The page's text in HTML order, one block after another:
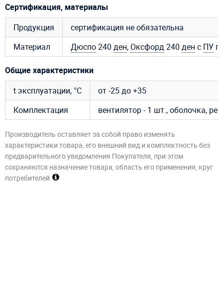
Сертификация, материалы
Продукция
сертификация не обязательна
Материал
Дюспо240 ден, Оксфорд240 ден с ПУ
Общие характеристики
t эксплуатации, °C
от -25 до +35
Комплектация
вентилятор - 1 шт., оболочка,
Производитель оставляет за собой право изменять
характеристики товара, его внешний вид и комплектность без
предварительного уведомления Покупателя, при этом
сохраняются назначение товара, область его применения, круг
потребителей